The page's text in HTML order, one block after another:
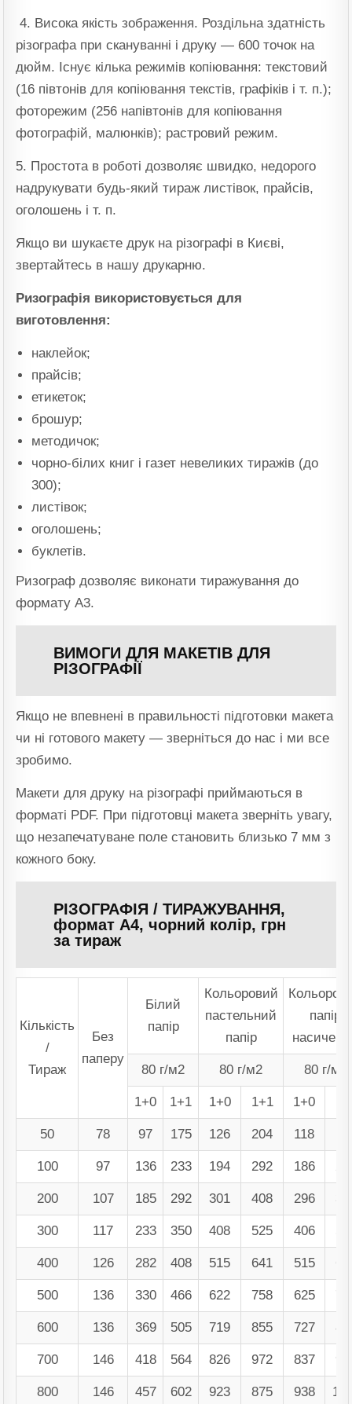
4. Висока якість зображення. Роздільна здатність
різографа при скануванні і друку — 600 точок на
дюйм. Існує кілька режимів копіювання: текстовий
(16 півтонів для копіювання текстів, графіків і т. п.);
фоторежим (256 напівтонів для копіювання
фотографій, малюнків); растровий режим.
5. Простота в роботі дозволяє швидко, недорого
надрукувати будь-який тираж листівок, прайсів,
оголошень і т. п.
Якщо ви шукаєте друк на різографі в Києві,
звертайтесь в нашу друкарню.
Ризографія використовується для
виготовлення:
наклейок;
прайсів;
етикеток;
брошур;
методичок;
чорно-білих книг і газет невеликих тиражів (до
300);
листівок;
оголошень;
буклетів.
Ризограф дозволяє виконати тиражування до
формату А3.
ВИМОГИ ДЛЯ МАКЕТІВ ДЛЯ
РІЗОГРАФІЇ
Якщо не впевнені в правильності підготовки макета
чи ні готового макету — зверніться до нас і ми все
зробимо.
Макети для друку на різографі приймаються в
форматі PDF. При підготовці макета зверніть увагу,
що незапечатуване поле становить близько 7 мм з
кожного боку.
РІЗОГРАФІЯ / ТИРАЖУВАННЯ,
формат А4, чорний колір, грн
за тираж
Кількість
/
Тираж
Без
паперу
Білий
папір
Кольоровий
пастельний
папір
папір
80 г/м2 80 г/м2 80 г/м2
1+0 1+1 1+0 1+1 1+0
50 78 97 175 126 204 118
100 97 136 233 194 292 186
200 107 185 292 301 408 296
300 117 233 350 408 525 406
400 126 282 408 515 641 515
500 136 330 466 622 758 625
600 136 369 505 719 855 727
700 146 418 564 826 972 837
800 146 457 602 923 875 938